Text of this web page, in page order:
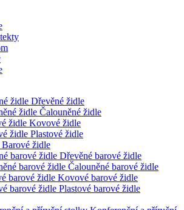
Dřevěné židle
Čalouněné židle
Kovové židle
Plastové židle
Barové židle
Dřevěné barové židle
Čalouněné barové židle
Kovové barové židle
Plastové barové židle